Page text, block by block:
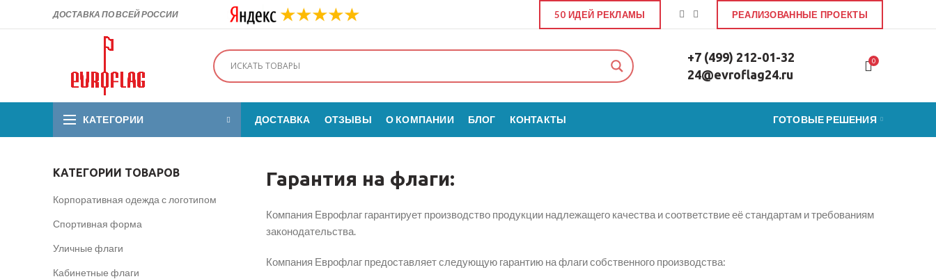
ДОСТАВКА ПО ВСЕЙ РОССИИ 50 ИДЕЙ РЕКЛАМЫ РЕАЛИЗОВАННЫЕ ПРОЕКТЫ
+7 (499) 212-01-32
24@evroflag24.ru
0
КАТЕГОРИИ ДОСТАВКА ОТЗЫВЫ О КОМПАНИИ БЛОГ КОНТАКТЫ ГОТОВЫЕ РЕШЕНИЯ
Гарантия на флаги:
Компания Еврофлаг гарантирует производство продукции надлежащего качества и соответствие её стандартам и требованиям
законодательства.
Компания Еврофлаг предоставляет следующую гарантию на флаги собственного производства:
КАТЕГОРИИ ТОВАРОВ
Корпоративная одежда с логотипом
Спортивная форма
Уличные флаги
Кабинетные флаги